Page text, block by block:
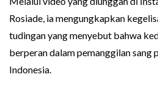
Rosiade, ia mengungkapkan
tudingan yang menyebut bahwa
berperan dalam pemanggilan sang
Indonesia.